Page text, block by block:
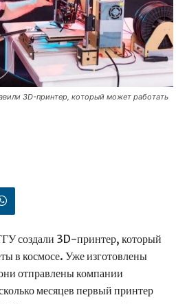
3D-принтер, который может работать
создали 3D-принтер, который
в космосе. Уже изготовлены
отправлены компании
месяцев первый принтер